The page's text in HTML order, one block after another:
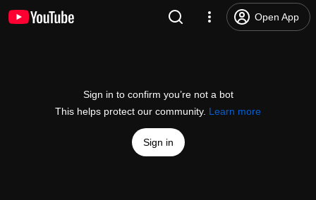
Open App
Sign in to confirm you’re not a bot
This helps protect our community. Learn more
Sign in